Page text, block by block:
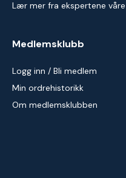
Lær mer fra ekspertene våre
Medlemsklubb
Logg inn / Bli medlem
Min ordrehistorikk
Om medlemsklubben